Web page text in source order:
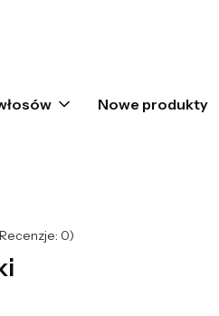
0. Zobacz szczegóły
Nowe produkty
0)